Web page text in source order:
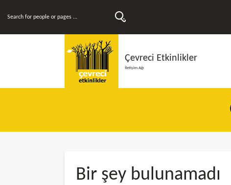
Çevreci Etkinlikler
İletişim Ağı
Bir şey bulunamadı